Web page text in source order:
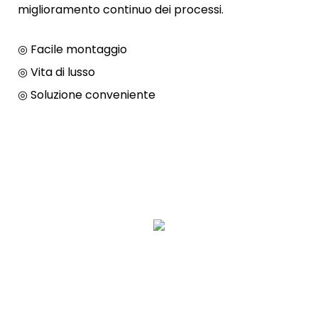
miglioramento continuo dei processi.
◎ Facile montaggio
◎ Vita di lusso
◎ Soluzione conveniente